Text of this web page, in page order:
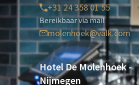
+31 24 358 01 55
Bereikbaar via mail
molenhoek@valk.com
Hotel De Molenhoek -
Nijmegen